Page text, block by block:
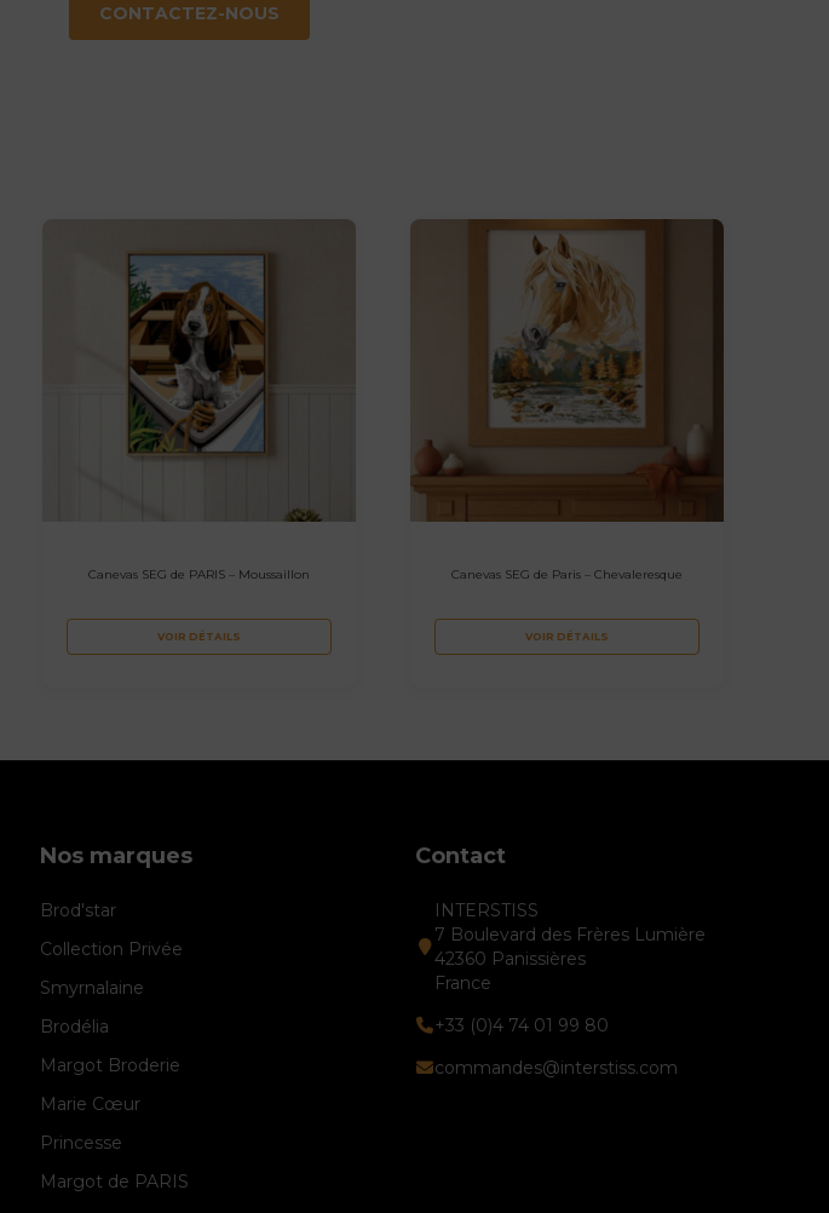
CONTACTEZ-NOUS
Canevas SEG de PARIS – Moussaillon
VOIR DÉTAILS
Canevas SEG de Paris – Chevaleresque
VOIR DÉTAILS
Nos marques
Brod'star
Collection Privée
Smyrnalaine
Brodélia
Margot Broderie
Marie Cœur
Princesse
Margot de PARIS
Contact
INTERSTISS
7 Boulevard des Frères Lumière
42360 Panissières
France
+33 (0)4 74 01 99 80
commandes@interstiss.com